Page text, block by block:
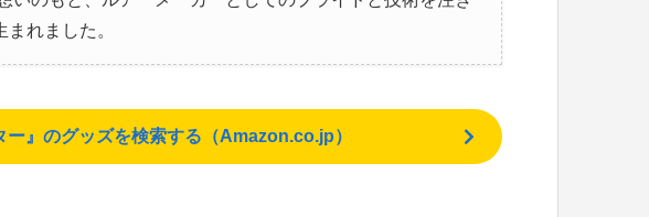
れました。
ー』のグッズを検索する（Amazon.co.jp）